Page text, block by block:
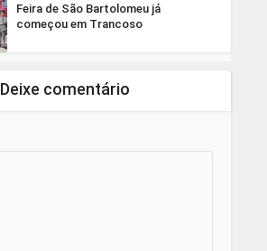
Feira de São Bartolomeu já
começou em Trancoso
Deixe comentário